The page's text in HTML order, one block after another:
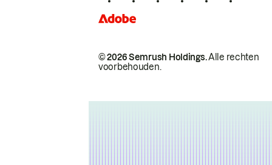
© 2026 Semrush Holdings.Alle rechten
voorbehouden.